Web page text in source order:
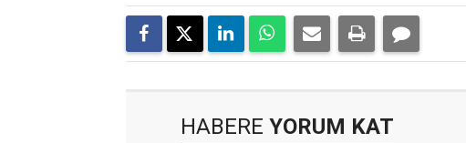
HABERE YORUM KAT